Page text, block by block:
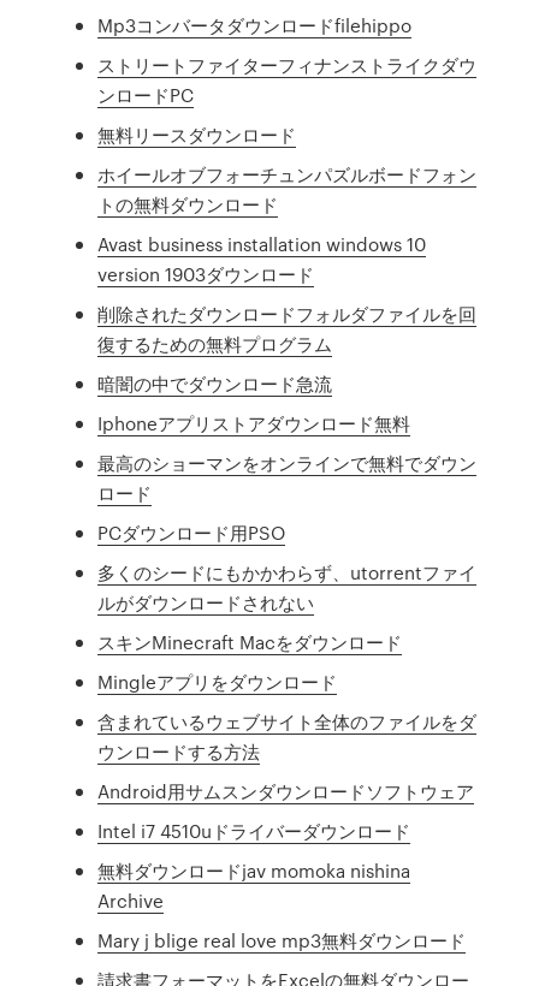
Mp3コンバータダウンロードfilehippo
ストリートファイターフィナンストライクダウ
ンロードPC
無料リースダウンロード
ホイールオブフォーチュンパズルボードフォン
トの無料ダウンロード
Avast business installation windows 10
version 1903ダウンロード
削除されたダウンロードフォルダファイルを回
復するための無料プログラム
暗闇の中でダウンロード急流
Iphoneアプリストアダウンロード無料
最高のショーマンをオンラインで無料でダウン
ロード
PCダウンロード用PSO
多くのシードにもかかわらず、utorrentファイ
ルがダウンロードされない
スキンMinecraft Macをダウンロード
Mingleアプリをダウンロード
含まれているウェブサイト全体のファイルをダ
ウンロードする方法
Android用サムスンダウンロードソフトウェア
Intel i7 4510uドライバーダウンロード
無料ダウンロードjav momoka nishina
Archive
Mary j blige real love mp3無料ダウンロード
請求書フォーマットをExcelの無料ダウンロー